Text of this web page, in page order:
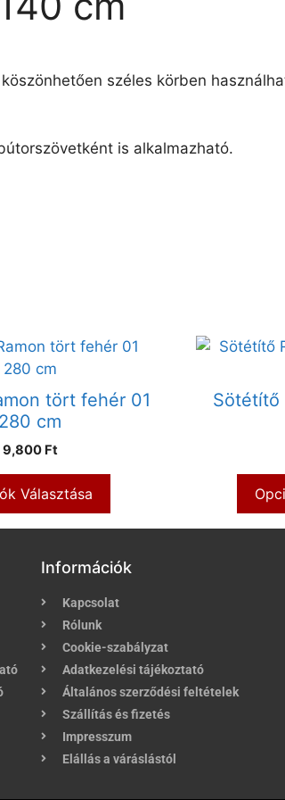
széles körben
is alkalmazható.
tört fehér 01
280 cm
9,800 Ft
Választása
Sötétítő
Információk
Kapcsolat
Rólunk
Cookie-szabályzat
Adatkezelési tájékoztató
Általános szerződési feltételek
Szállítás és fizetés
Impresszum
Elállás a váráslástól